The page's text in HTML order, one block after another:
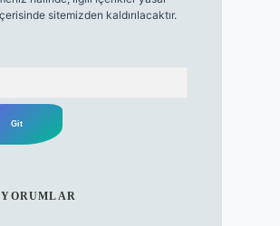
sitemizden kaldırılacaktır.
YORUMLAR